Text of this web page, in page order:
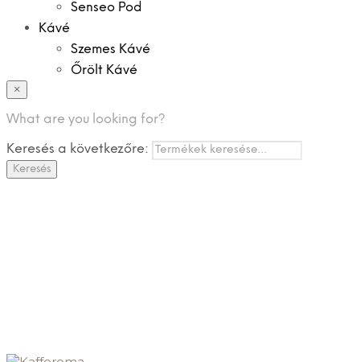
Senseo Pod
Kávé
Szemes Kávé
Őrölt Kávé
Instant Kávé
Zacskó Tea
Tartozékok
×
What are you looking for?
Keresés a következőre:
Keresés